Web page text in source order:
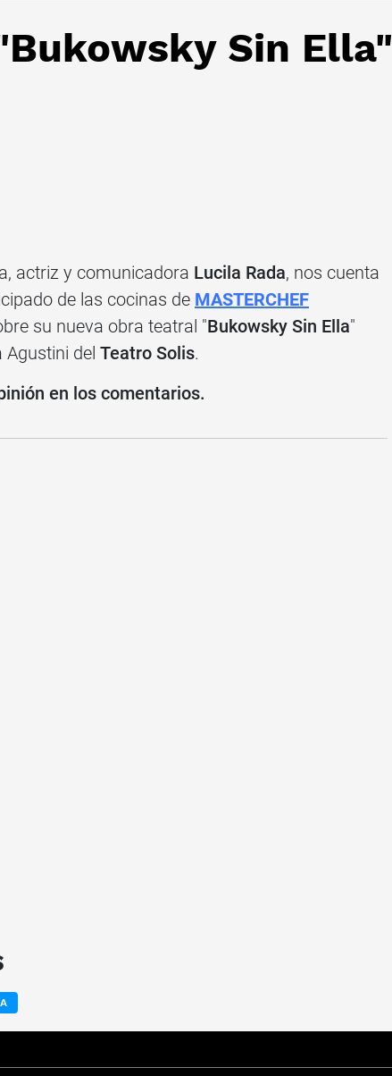
Sin Ella"
actriz y comunicadora Lucila Rada, nos cuenta
de las cocinas de MASTERCHEF
su nueva obra teatral "Bukowsky Sin Ella"
Agustini del Teatro Solis.
en los comentarios.